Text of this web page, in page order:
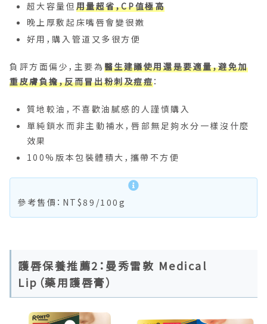
超大容量但 用量超省，CP值極高
晚上厚敷起床嘴唇會變很嫩
好用，購入管道又多很方便
負評方面偏少，主要為醫生建議使用還是要適量，避免加
重皮膚負擔，反而冒出粉刺及痘痘：
質地較油，不喜歡油膩感的人謹慎購入
單純鎖水而非主動補水，唇部無足夠水分一樣沒什麼
效果
100%版本包裝體積大，攜帶不方便
參考售價：NT$89/100g
護唇保養推薦2：曼秀雷敦 Medical
Lip（藥用護唇膏）